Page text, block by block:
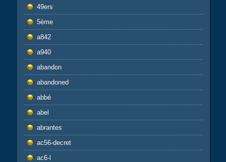
49ers
5ème
a842
a940
abandon
abandoned
abbé
abel
abrantes
ac56-decret
ac6-l